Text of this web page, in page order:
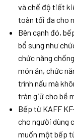
và chế độ tiết
toàn tối đa cho
Bên cạnh đó,
bổ sung như
chức năng
món ăn, chức
trình nấu mà
tràn giữ cho bề
Bếp từ KAFF
cho người dùng
muốn một bếp